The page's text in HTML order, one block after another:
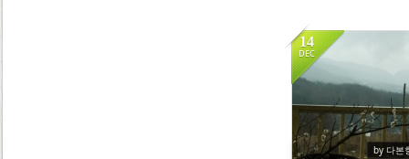
14
DEC
by 다본
2187